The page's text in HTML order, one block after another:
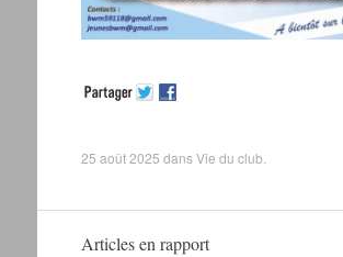
25 août 2025 dansVie du club
Articles en rapport